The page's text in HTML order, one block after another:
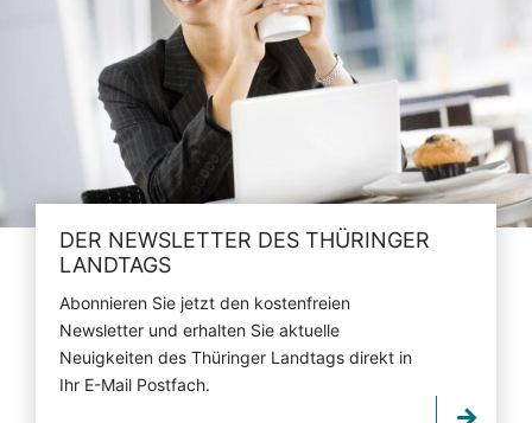
DER NEWSLETTER DES THÜRINGER
LANDTAGS
Abonnieren Sie jetzt den kostenfreien
Newsletter und erhalten Sie aktuelle
Neuigkeiten des Thüringer Landtags direkt in
Ihr E-Mail Postfach.